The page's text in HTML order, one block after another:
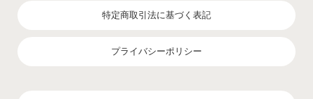
特定商取引法に基づく表記
プライバシーポリシー